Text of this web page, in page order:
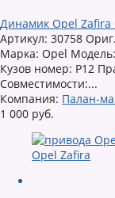
Динамик Opel Zafira
Артикул: 30758
Марка: Opel
Кузов номер: P12
Совместимости:...
Компания: Палан-
1 000 руб.